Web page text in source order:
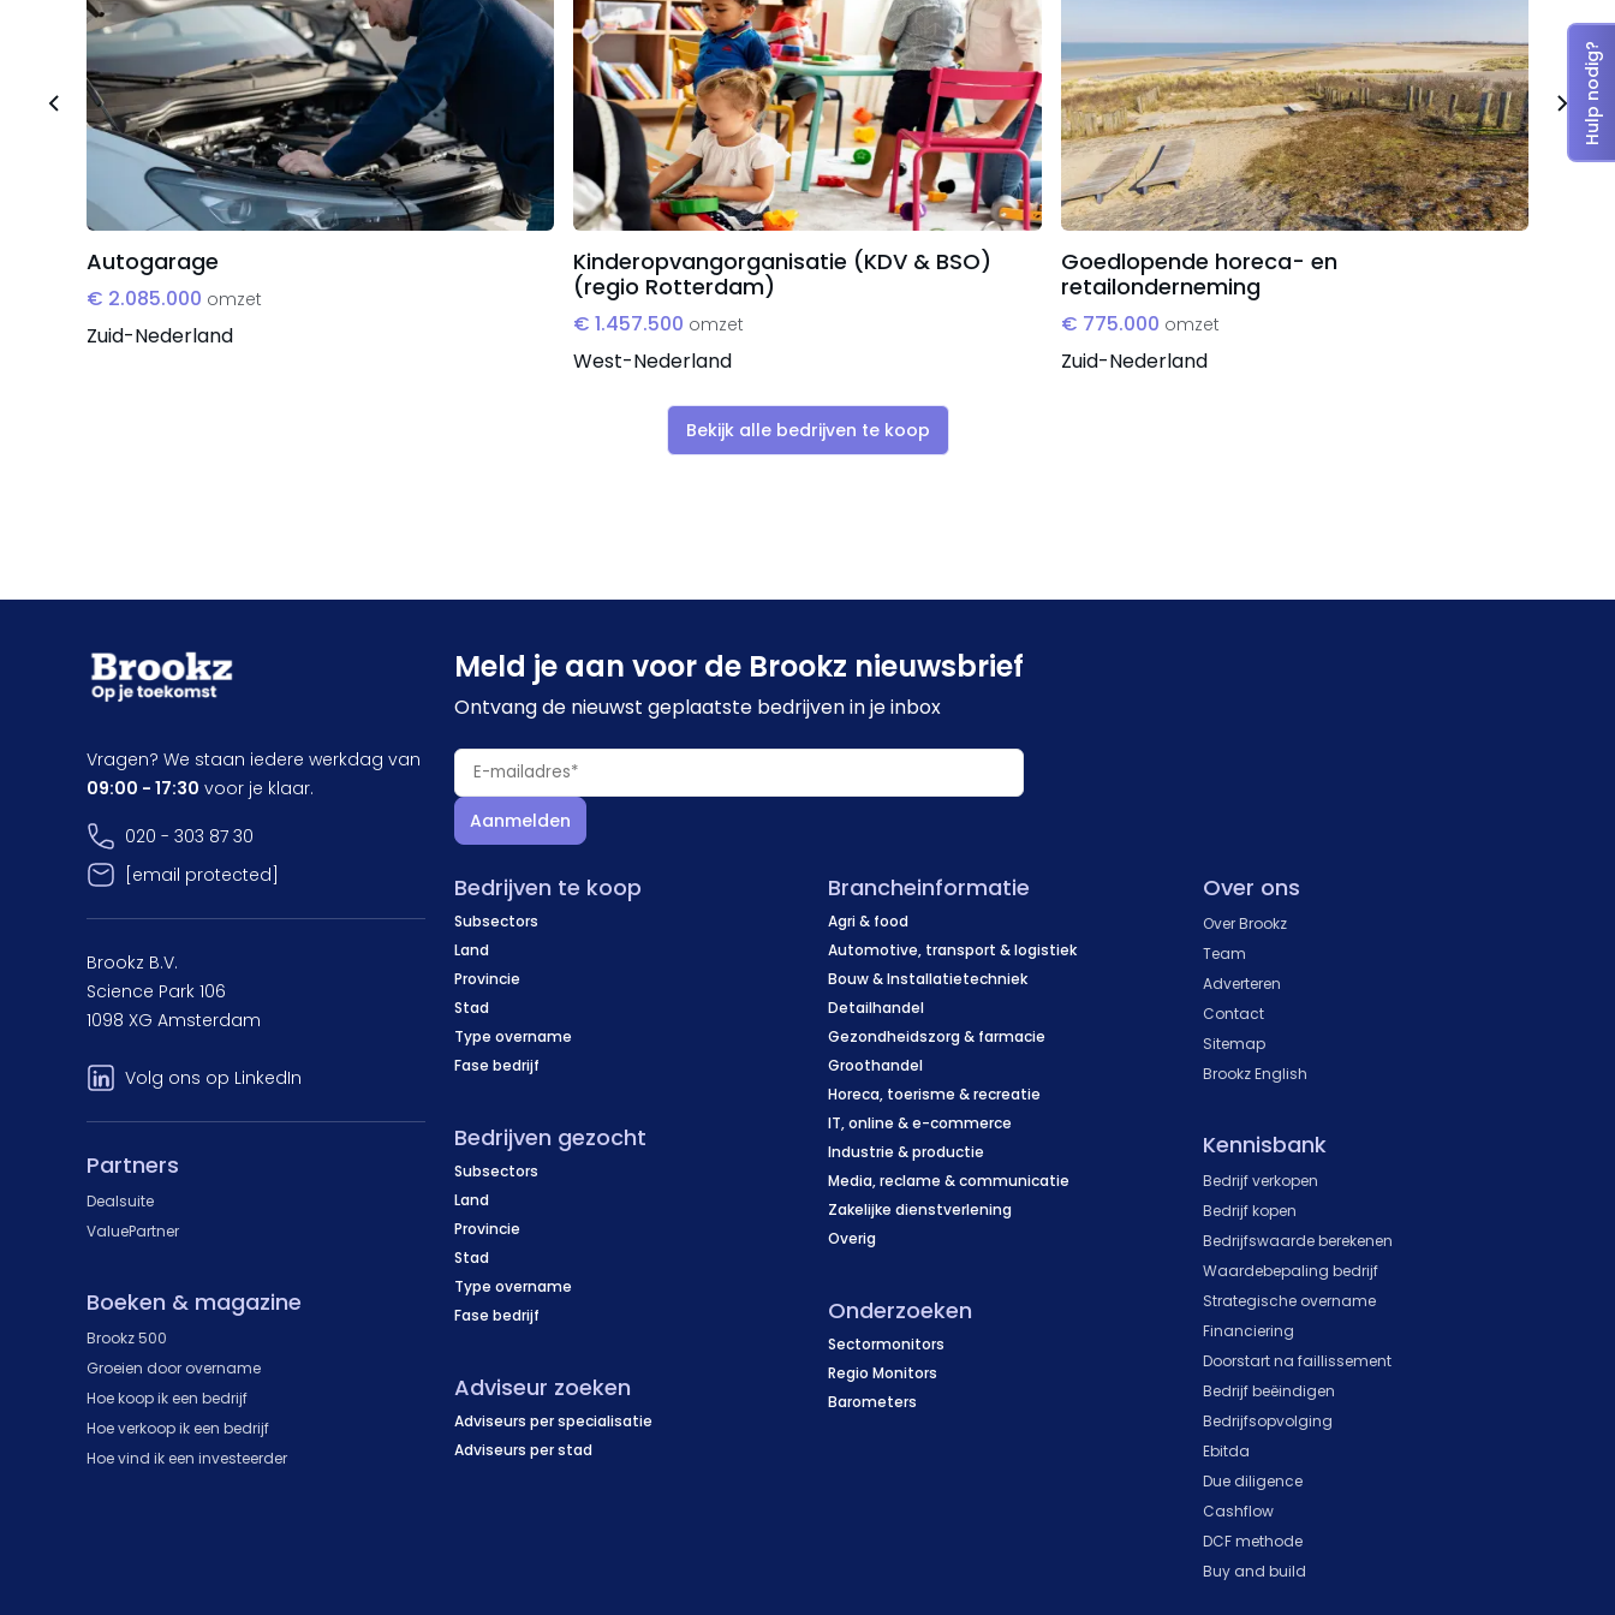
passie verderzet. Een overgangsperiode wordt voorzien voor kennisoverdracht. Transactie bij voorkeur via
aandelentransactie.
Autogarage
€ 2.085.000 omzet
Zuid-Nederland
Kinderopvangorganisatie (KDV & BSO)
(regio Rotterdam)
€ 1.457.500 omzet
West-Nederland
Goedlopende horeca- en
retailonderneming
€ 775.000 omzet
Zuid-Nederland
Bekijk alle bedrijven te koop
Meld je aan voor de Brookz nieuwsbrief
Ontvang de nieuwst geplaatste bedrijven in je inbox
Aanmelden
Bedrijven te koop
Subsectors
Land
Provincie
Stad
Type overname
Fase bedrijf
Bedrijven gezocht
Subsectors
Land
Provincie
Stad
Type overname
Fase bedrijf
Adviseur zoeken
Adviseurs per specialisatie
Adviseurs per stad
Brancheinformatie
Agri & food
Automotive, transport & logistiek
Bouw & Installatietechniek
Detailhandel
Gezondheidszorg & farmacie
Groothandel
Horeca, toerisme & recreatie
IT, online & e-commerce
Industrie & productie
Media, reclame & communicatie
Zakelijke dienstverlening
Overig
Onderzoeken
Sectormonitors
Regio Monitors
Barometers
Over ons
Over Brookz
Team
Adverteren
Contact
Sitemap
Brookz English
Kennisbank
Bedrijf verkopen
Bedrijf kopen
Bedrijfswaarde berekenen
Waardebepaling bedrijf
Strategische overname
Financiering
Doorstart na faillissement
Bedrijf beëindigen
Bedrijfsopvolging
Ebitda
Due diligence
Cashflow
DCF methode
Buy and build
Vragen? We staan iedere werkdag van
09:00 - 17:30 voor je klaar.
020 - 303 87 30
[email protected]
Brookz B.V.
Science Park 106
1098 XG Amsterdam
Volg ons op LinkedIn
Partners
Dealsuite
ValuePartner
Boeken & magazine
Brookz 500
Groeien door overname
Hoe koop ik een bedrijf
Hoe verkoop ik een bedrijf
Hoe vind ik een investeerder
Hulp nodig?